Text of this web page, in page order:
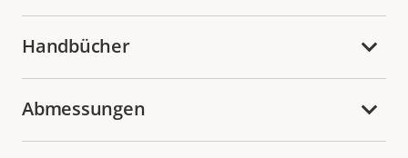
Handbücher
Abmessungen